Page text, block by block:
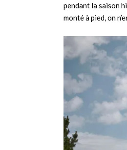
pendant la saison
monté à pied, on